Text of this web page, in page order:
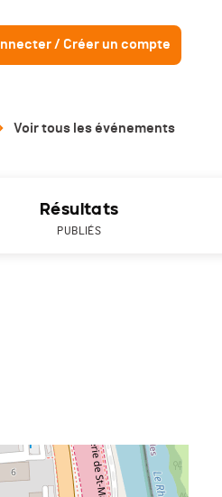
/ Créer un compte
Voir tous les événements
Résultats
PUBLIÉS